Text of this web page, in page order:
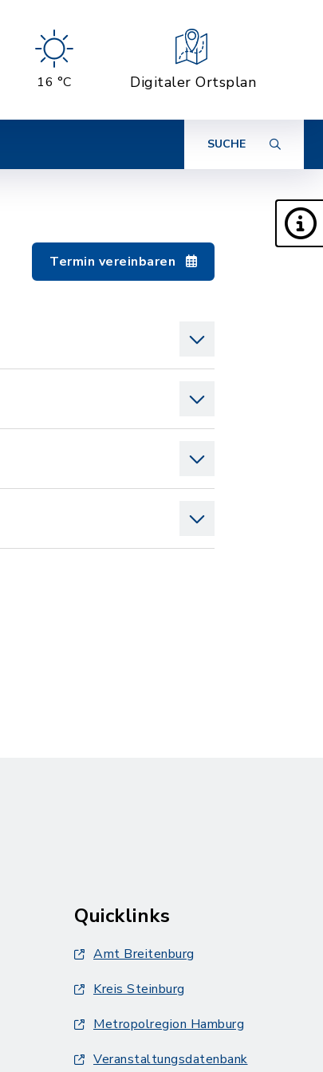
16 °C Digitaler Ortsplan
SUCHE
Termin vereinbaren
Quicklinks
Amt Breitenburg
Kreis Steinburg
Metropolregion Hamburg
Veranstaltungsdatenbank